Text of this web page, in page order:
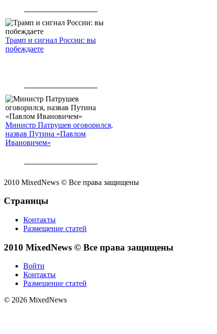
Трамп и сигнал России: вы
побеждаете
Министр Патрушев оговорился,
назвав Путина «Павлом
Ивановичем»
2010 MixedNews © Все права защищены
Страницы
Контакты
Размещение статей
2010 MixedNews © Все права защищены
Войти
Контакты
Размещение статей
© 2026 MixedNews